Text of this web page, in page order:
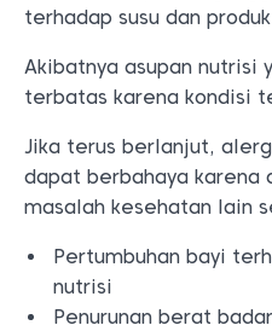
terhadap susu dan
Akibatnya asupan nutrisi
terbatas karena kondisi
Jika terus berlanjut,
dapat berbahaya
masalah kesehatan lain
Pertumbuhan bayi
nutrisi
Penurunan berat